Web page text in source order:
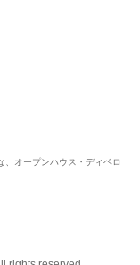
オープンハウス・ディベロ